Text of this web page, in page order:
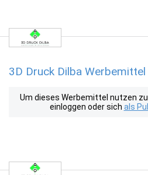
3D Druck Dilba
Um dieses Werbemittel nutzen
einloggen oder sich als